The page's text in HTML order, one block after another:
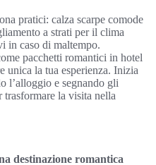
pratici: calza scarpe comode
a strati per il clima
in caso di maltempo.
pacchetti romantici in hotel
unica la tua esperienza. Inizia
l’alloggio e segnando gli
la visita nella
destinazione romantica